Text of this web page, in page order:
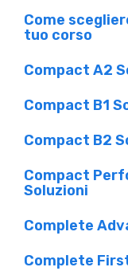
Come
tuo corso
Compact A2
Compact B1
Compact B2
Compact
Soluzioni
Complete
Complete